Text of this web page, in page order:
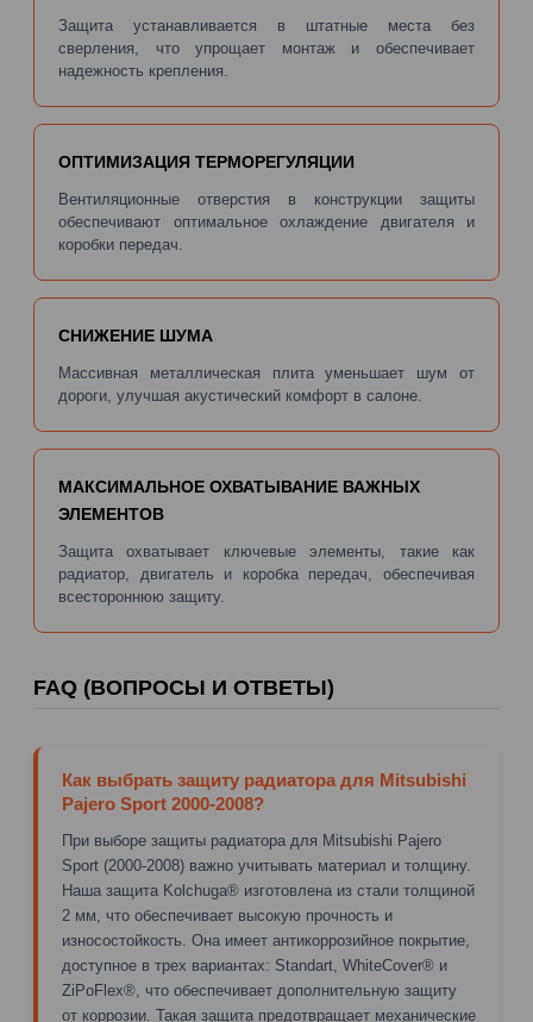
Защита устанавливается в штатные места без
сверления, что упрощает монтаж и обеспечивает
надежность крепления.
ОПТИМИЗАЦИЯ ТЕРМОРЕГУЛЯЦИИ
Вентиляционные отверстия в конструкции защиты
обеспечивают оптимальное охлаждение двигателя и
коробки передач.
СНИЖЕНИЕ ШУМА
Массивная металлическая плита уменьшает шум от
дороги, улучшая акустический комфорт в салоне.
МАКСИМАЛЬНОЕ ОХВАТЫВАНИЕ ВАЖНЫХ
ЭЛЕМЕНТОВ
Защита охватывает ключевые элементы, такие как
радиатор, двигатель и коробка передач, обеспечивая
всестороннюю защиту.
FAQ (ВОПРОСЫ И ОТВЕТЫ)
Как выбрать защиту радиатора для Mitsubishi
Pajero Sport 2000-2008?
При выборе защиты радиатора для Mitsubishi Pajero
Sport (2000-2008) важно учитывать материал и толщину.
Наша защита Kolchuga® изготовлена из стали толщиной
2 мм, что обеспечивает высокую прочность и
износостойкость. Она имеет антикоррозийное покрытие,
доступное в трех вариантах: Standart, WhiteCover® и
ZiPoFlex®, что обеспечивает дополнительную защиту
от коррозии. Такая защита предотвращает механические